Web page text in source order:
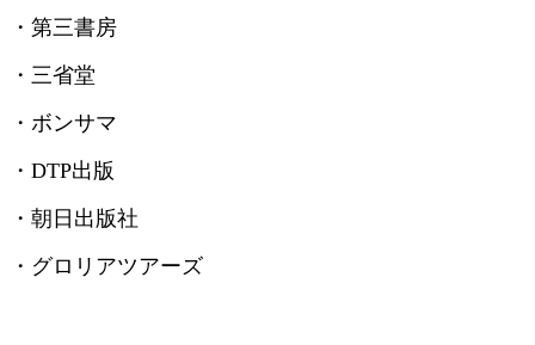
・第三書房
・三省堂
・ボンサマ
・ DTP出版
・朝日出版社
・グロリアツアーズ